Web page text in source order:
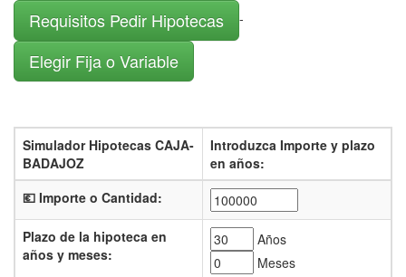
Requisitos Pedir Hipotecas -
Elegir Fija o Variable
Simulador Hipotecas CAJA-
BADAJOZ
Introduzca Importe y plazo
en años:
💶 Importe o Cantidad:
Plazo de la hipoteca en
años y meses:
Años
Meses